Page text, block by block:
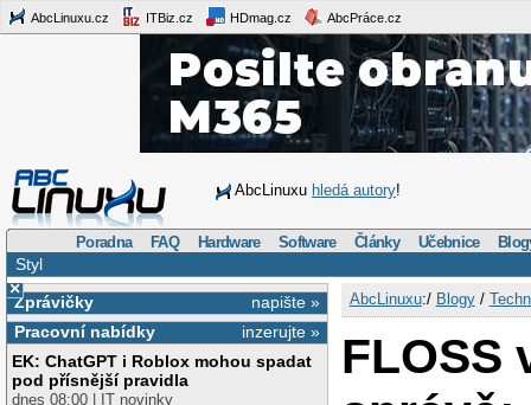
AbcLinuxu.cz ITBiz.cz HDmag.cz AbcPráce.cz
AbcLinuxu hledá autory!
Poradna FAQ Hardware Software Články Učebnice
Styl
×
napište »
Zprávičky
inzerujte »
Pracovní nabídky
EK: ChatGPT i Roblox mohou spadat
pod přísnější pravidla
dnes 08:00 | IT novinky
AbcLinuxu:/ Blogy/
FLOSS